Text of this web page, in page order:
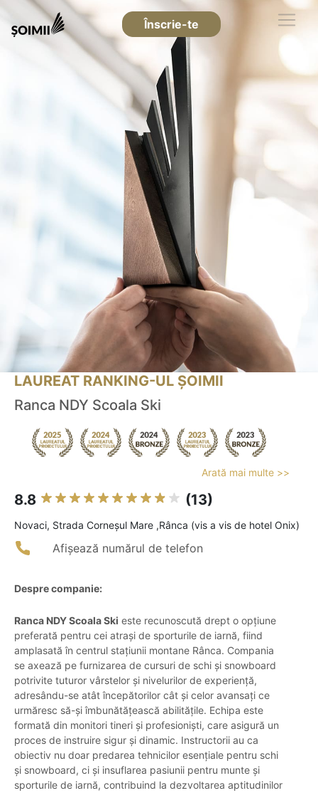
Înscrie-te
LAUREAT RANKING-UL ȘOIMII
Ranca NDY Scoala Ski
Arată mai multe >>
8.8 (13)
Novaci, Strada Corneșul Mare ,Rânca (vis a vis de hotel Onix)
Afișează numărul de telefon
Despre companie:
Ranca NDY Scoala Ski este recunoscută drept o opțiune
preferată pentru cei atrași de sporturile de iarnă, fiind
amplasată în centrul stațiunii montane Rânca. Compania
se axează pe furnizarea de cursuri de schi și snowboard
potrivite tuturor vârstelor și nivelurilor de experiență,
adresându-se atât începătorilor cât și celor avansați ce
urmăresc să-și îmbunătățească abilitățile. Echipa este
formată din monitori tineri și profesioniști, care asigură un
proces de instruire sigur și dinamic. Instructorii au ca
obiectiv nu doar predarea tehnicilor esențiale pentru schi
și snowboard, ci și insuflarea pasiunii pentru munte și
sporturile de iarnă, contribuind la dezvoltarea aptitudinilor